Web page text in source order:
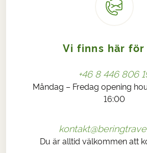
Vi finns här för
+46 8 446 806
Måndag – Fredag opening
16:00
Du är alltid välkommen att